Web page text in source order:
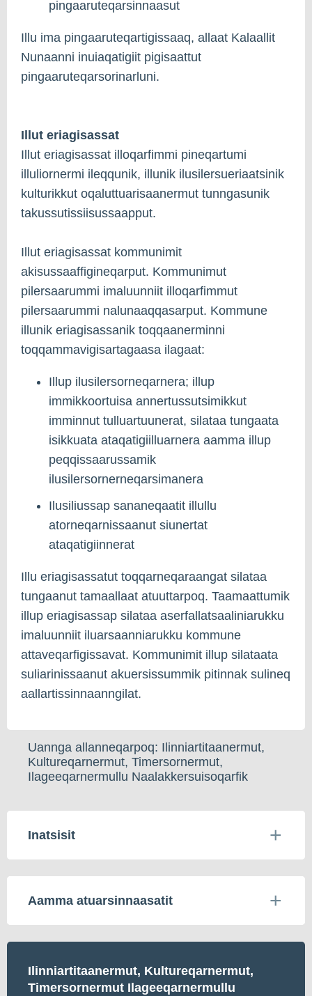
pingaaruteqarsinnaasut
Illu ima pingaaruteqartigissaaq, allaat Kalaallit
Nunaanni inuiaqatigiit pigisaattut
pingaaruteqarsorinarluni.
Illut eriagisassat
Illut eriagisassat illoqarfimmi pineqartumi
illuliornermi ileqqunik, illunik ilusilersueriaatsinik
kulturikkut oqaluttuarisaanermut tunngasunik
takussutissiisussaapput.
Illut eriagisassat kommunimit
akisussaaffigineqarput. Kommunimut
pilersaarummi imaluunniit illoqarfimmut
pilersaarummi nalunaaqqasarput. Kommune
illunik eriagisassanik toqqaanerminni
toqqammavigisartagaasa ilagaat:
Illup ilusilersorneqarnera; illup
immikkoortuisa annertussutsimikkut
imminnut tulluartuunerat, silataa tungaata
isikkuata ataqatigiilluarnera aamma illup
peqqissaarussamik
ilusilersornerneqarsimanera
Ilusiliussap sananeqaatit illullu
atorneqarnissaanut siunertat
ataqatigiinnerat
Illu eriagisassatut toqqarneqaraangat silataa
tungaanut tamaallaat atuuttarpoq. Taamaattumik
illup eriagisassap silataa aserfallatsaaliniarukku
imaluunniit iluarsaanniarukku kommune
attaveqarfigissavat. Kommunimit illup silataata
suliarinissaanut akuersissummik pitinnak sulineq
aallartissinnaanngilat.
Uannga allanneqarpoq: Ilinniartitaanermut,
Kultureqarnermut, Timersornermut,
Ilageeqarnermullu Naalakkersuisoqarfik
Inatsisit
Aamma atuarsinnaasatit
Ilinniartitaanermut, Kultureqarnermut,
Timersornermut Ilageeqarnermullu